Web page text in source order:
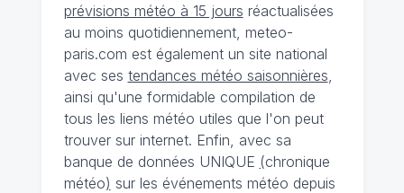
prévisions météo à 15 jours réactualisées
au moins quotidiennement, meteo-
paris.com est également un site national
avec ses tendances météo saisonnières
ainsi qu'une formidable compilation de
tous les liens météo utiles que l'on peut
trouver sur internet. Enfin, avec sa
banque de données UNIQUE (chronique
météo) sur les événements météo depuis